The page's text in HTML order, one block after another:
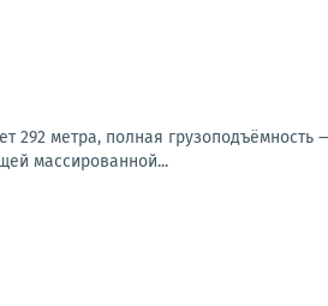
292 метра, полная грузоподъёмность
массированной...